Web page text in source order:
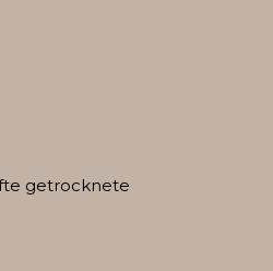
getrocknete